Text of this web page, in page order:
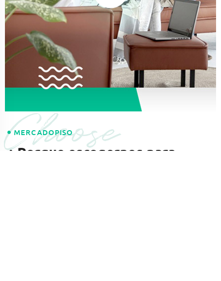
Choose
MERCADOPISO
¿ Porque escogernos para